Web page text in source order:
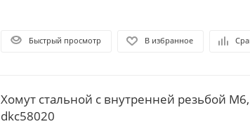
Быстрый просмотр В избранное
Хомут стальной с внутренней резьбой
dkc58020